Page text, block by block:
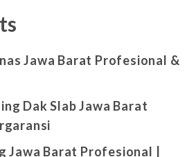
Jawa Barat Profesional &
Dak Slab Jawa Barat
Jawa Barat Profesional |